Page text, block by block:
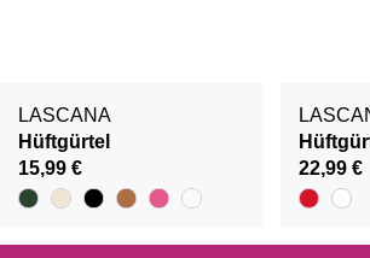
LASCANA
Hüftgürtel
15,99 €
22,99 €